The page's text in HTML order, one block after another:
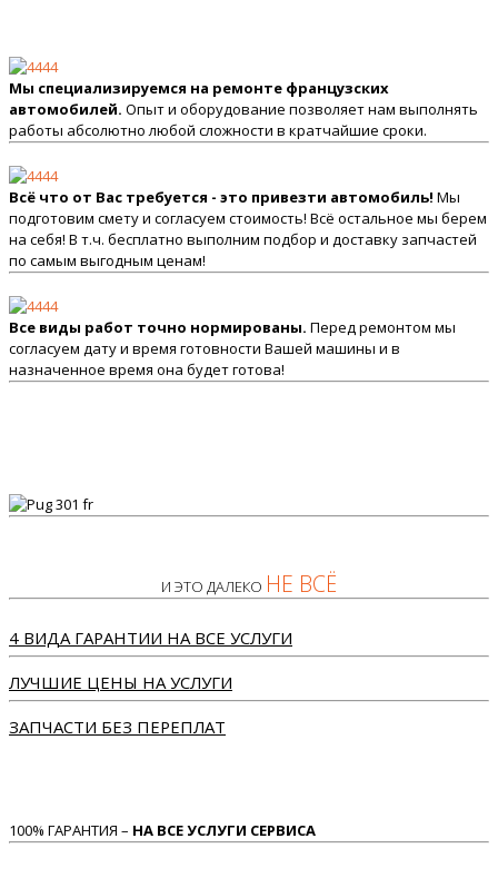
Мы специализируемся на ремонте французских
автомобилей. Опыт и оборудование позволяет нам выполнять
работы абсолютно любой сложности в кратчайшие сроки.
Всё что от Вас требуется - это привезти автомобиль! Мы
подготовим смету и согласуем стоимость! Всё остальное мы берем
на себя! В т.ч. бесплатно выполним подбор и доставку запчастей
по самым выгодным ценам!
Все виды работ точно нормированы. Перед ремонтом мы
согласуем дату и время готовности Вашей машины и в
назначенное время она будет готова!
И ЭТО ДАЛЕКО НЕ ВСЁ
4 ВИДА ГАРАНТИИ НА ВСЕ УСЛУГИ
ЛУЧШИЕ ЦЕНЫ НА УСЛУГИ
ЗАПЧАСТИ БЕЗ ПЕРЕПЛАТ
100% ГАРАНТИЯ – НА ВСЕ УСЛУГИ СЕРВИСА